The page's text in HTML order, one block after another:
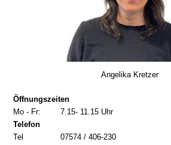
Angelika Kretzer
Öffnungszeiten
Mo - Fr:
7.15- 11.15 Uhr
Telefon
Tel
07574 / 406-230